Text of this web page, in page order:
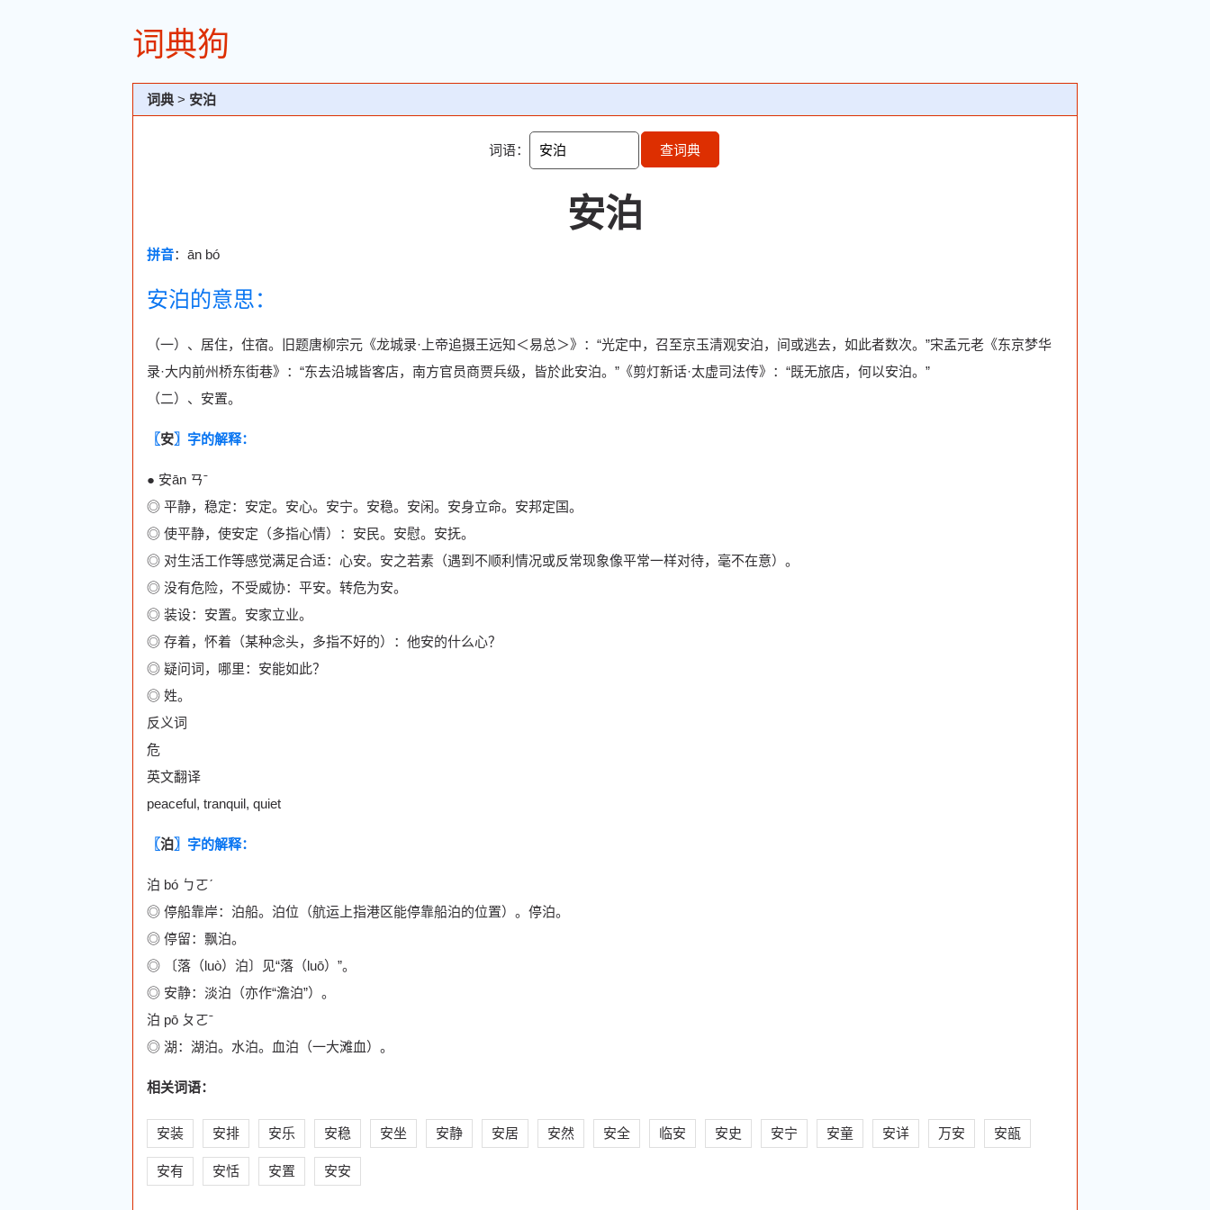
词典狗
词典 > 安泊
词语： 查词典
安泊
拼音：ān bó
安泊的意思：
（一）、居住，住宿。旧题唐柳宗元《龙城录·上帝追摄王远知＜易总＞》：“光定中，召至京玉清观安泊，间或逃去，如此者数次。”宋孟元老《东京梦华
录·大内前州桥东街巷》：“东去沿城皆客店，南方官员商贾兵级，皆於此安泊。”《剪灯新话·太虚司法传》：“既无旅店，何以安泊。”
（二）、安置。
〖安〗字的解释：
● 安ān ㄢˉ
◎ 平静，稳定：安定。安心。安宁。安稳。安闲。安身立命。安邦定国。
◎ 使平静，使安定（多指心情）：安民。安慰。安抚。
◎ 对生活工作等感觉满足合适：心安。安之若素（遇到不顺利情况或反常现象像平常一样对待，毫不在意）。
◎ 没有危险，不受威协：平安。转危为安。
◎ 装设：安置。安家立业。
◎ 存着，怀着（某种念头，多指不好的）：他安的什么心？
◎ 疑问词，哪里：安能如此？
◎ 姓。
反义词
危
英文翻译
peaceful, tranquil, quiet
〖泊〗字的解释：
泊 bó ㄅㄛˊ
◎ 停船靠岸：泊船。泊位（航运上指港区能停靠船泊的位置）。停泊。
◎ 停留：飘泊。
◎ 〔落（luò）泊〕见“落（luō）”。
◎ 安静：淡泊（亦作“澹泊”）。
泊 pō ㄆㄛˉ
◎ 湖：湖泊。水泊。血泊（一大滩血）。
相关词语：
安装 安排 安乐 安稳 安坐 安静 安居 安然 安全 临安 安史 安宁 安童 安详 万安 安瓿
安有 安恬 安置 安安